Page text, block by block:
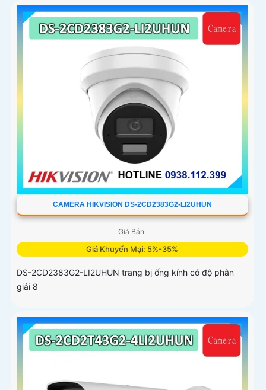
CAMERA HIKVISION DS-2CD2383G2-LI2UHUN
Giá Bán:
Giá Khuyến Mại: 5%-35%
DS-2CD2383G2-LI2UHUN trang bị ống kính có độ phân
giải 8